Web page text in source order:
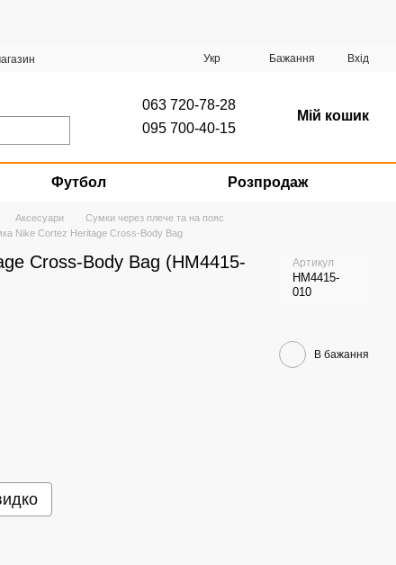
Укр Бажання Вхід
063 720-78-28
095 700-40-15
Мій кошик
Футбол Розпродаж
Аксесуари
Сумки через плече та на пояс
Nike Cortez Heritage Cross-Body Bag
Cross-Body Bag (HM4415-
Артикул
HM4415-
010
В бажання